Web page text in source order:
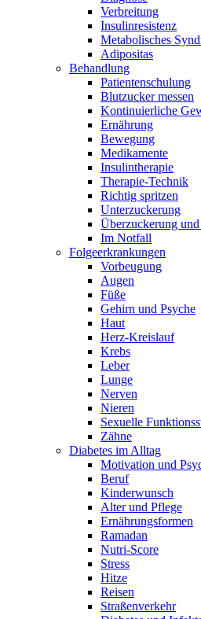
Verbreitung
Insulinresistenz
Metabolisches
Adipositas
Behandlung
Patientenschulung
Blutzucker messen
Kontinuierliche
Ernährung
Bewegung
Medikamente
Insulintherapie
Therapie-Technik
Richtig spritzen
Unterzuckerung
Überzuckerung
Im Notfall
Folgeerkrankungen
Vorbeugung
Augen
Füße
Gehirn und Psyche
Haut
Herz-Kreislauf
Krebs
Leber
Lunge
Nerven
Nieren
Sexuelle
Zähne
Diabetes im Alltag
Motivation und
Beruf
Kinderwunsch
Alter und Pflege
Ernährungsformen
Ramadan
Nutri-Score
Stress
Hitze
Reisen
Straßenverkehr